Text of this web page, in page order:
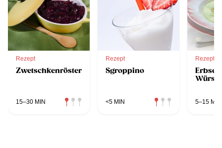
Rezept
Zwetschkenröster
15–30 MIN
Rezept
Sgroppino
<5 MIN
Rezept
5–15 MIN